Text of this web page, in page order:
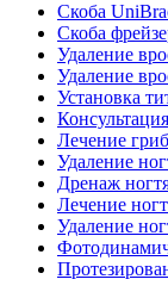
Скоба
Скоба
Удаление
Удаление
Установка
Лечение
Удаление
Дренаж
Лечение
Удаление